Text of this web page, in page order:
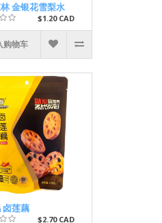
金银花雪梨水
$1.20 CAD
购物车
卤莲藕
$2.70 CAD